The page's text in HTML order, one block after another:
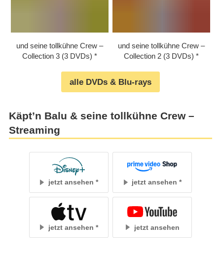
und seine tollkühne Crew –
Collection 3 (3 DVDs)
und seine tollkühne Crew –
Collection 2 (3 DVDs)
alle DVDs & Blu-rays
Käpt’n Balu & seine tollkühne Crew –
Streaming
jetzt ansehen jetzt ansehen
jetzt ansehen jetzt ansehen